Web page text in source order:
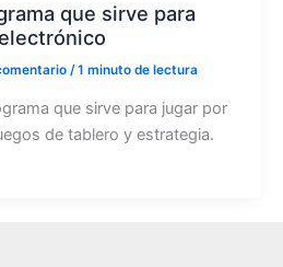
que sirve para
/1 minuto de lectura
que sirve para jugar por
de tablero y estrategia.